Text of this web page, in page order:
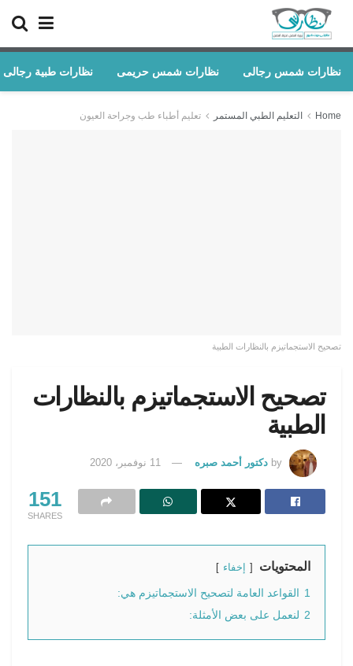
نظارات شمس رجالى نظارات شمس حريمى نظارات طبية رجالى
Home التعليم الطبي المستمر تعليم أطباء طب وجراحة العيون
تصحيح الاستجماتيزم بالنظارات الطبية
تصحيح الاستجماتيزم بالنظارات
الطبية
by دكتور أحمد صبره 11 نوفمبر، 2020
151
SHARES
المحتويات إخفاء
1 القواعد العامة لتصحيح الاستجماتيزم هي:
2 لنعمل على بعض الأمثلة: